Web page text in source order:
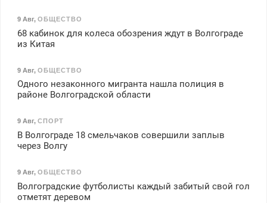
9 Авг, ОБЩЕСТВО
68 кабинок для колеса обозрения ждут в Волгограде
из Китая
9 Авг, ОБЩЕСТВО
Одного незаконного мигранта нашла полиция в
районе Волгоградской области
9 Авг, СПОРТ
В Волгограде 18 смельчаков совершили заплыв
через Волгу
9 Авг, ОБЩЕСТВО
Волгоградские футболисты каждый забитый свой гол
отметят деревом